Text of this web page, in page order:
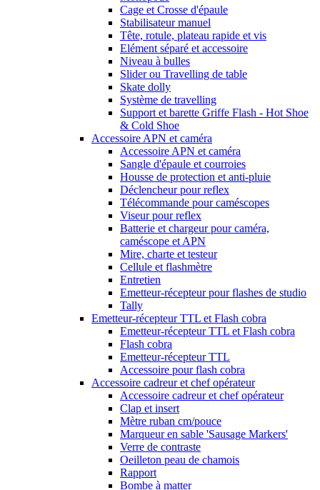
Cage et Crosse d'épaule
Stabilisateur manuel
Tête, rotule, plateau rapide et vis
Elément séparé et accessoire
Niveau à bulles
Slider ou Travelling de table
Skate dolly
Système de travelling
Support et barette Griffe Flash - Hot Shoe
& Cold Shoe
Accessoire APN et caméra
Accessoire APN et caméra
Sangle d'épaule et courroies
Housse de protection et anti-pluie
Déclencheur pour reflex
Télécommande pour caméscopes
Viseur pour reflex
Batterie et chargeur pour caméra,
caméscope et APN
Mire, charte et testeur
Cellule et flashmètre
Entretien
Emetteur-récepteur pour flashes de studio
Tally
Emetteur-récepteur TTL et Flash cobra
Emetteur-récepteur TTL et Flash cobra
Flash cobra
Emetteur-récepteur TTL
Accessoire pour flash cobra
Accessoire cadreur et chef opérateur
Accessoire cadreur et chef opérateur
Clap et insert
Mètre ruban cm/pouce
Marqueur en sable 'Sausage Markers'
Verre de contraste
Oeilleton peau de chamois
Rapport
Bombe à matter